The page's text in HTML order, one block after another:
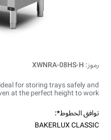
رموز: XWNRA-08HS-H
for storing trays safely and
at the perfect height to work.
توافق الخطوط*:
BAKERLUX CLASSIC